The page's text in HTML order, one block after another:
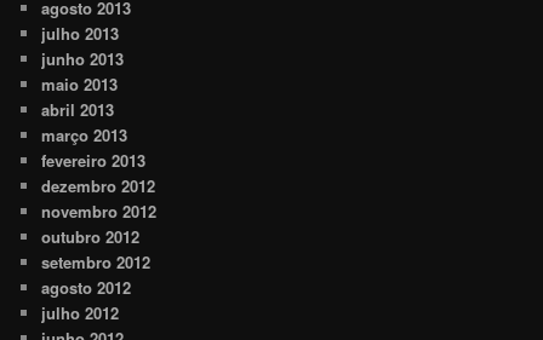
agosto 2013
julho 2013
junho 2013
maio 2013
abril 2013
março 2013
fevereiro 2013
dezembro 2012
novembro 2012
outubro 2012
setembro 2012
agosto 2012
julho 2012